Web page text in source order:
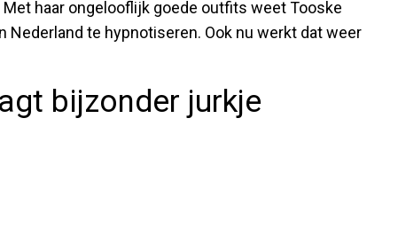
haar ongelooflijk goede outfits weet Tooske
Nederland te hypnotiseren. Ook nu werkt dat weer
bijzonder jurkje